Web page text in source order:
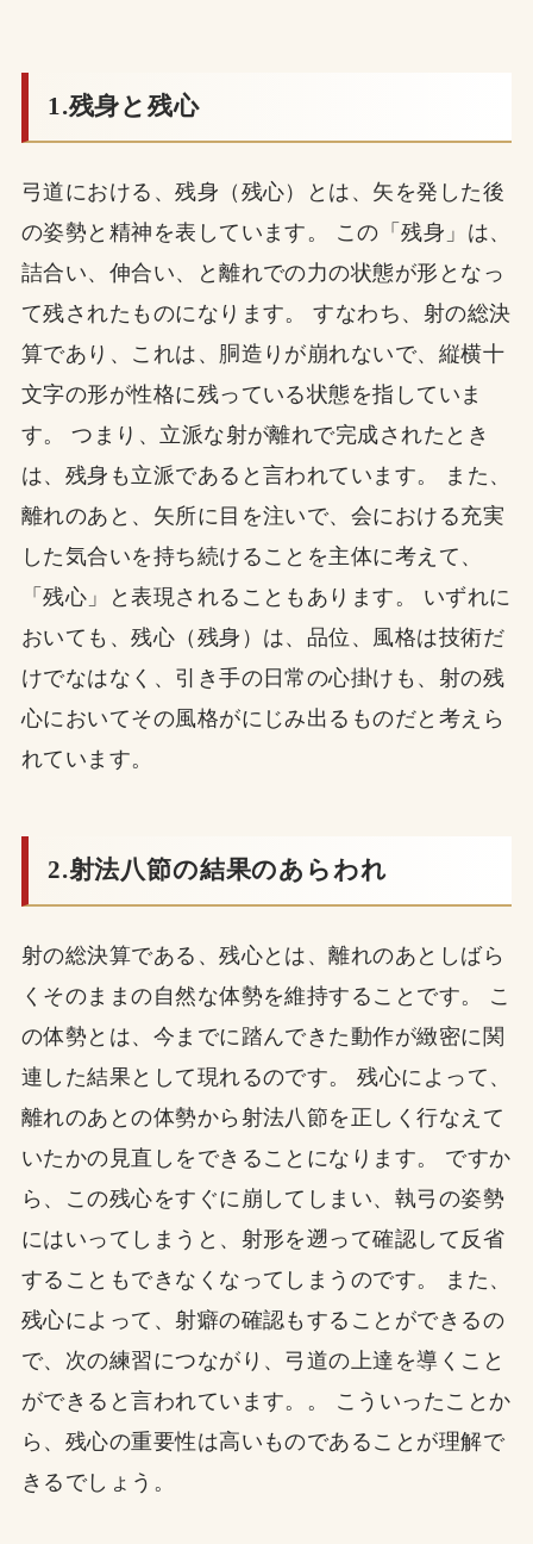
1.残身と残心
弓道における、残身（残心）とは、矢を発した後
の姿勢と精神を表しています。 この「残身」は、
詰合い、伸合い、と離れでの力の状態が形となっ
て残されたものになります。 すなわち、射の総決
算であり、これは、胴造りが崩れないで、縦横十
文字の形が性格に残っている状態を指していま
す。 つまり、立派な射が離れで完成されたとき
は、残身も立派であると言われています。 また、
離れのあと、矢所に目を注いで、会における充実
した気合いを持ち続けることを主体に考えて、
「残心」と表現されることもあります。 いずれに
おいても、残心（残身）は、品位、風格は技術だ
けでなはなく、引き手の日常の心掛けも、射の残
心においてその風格がにじみ出るものだと考えら
れています。
2.射法八節の結果のあらわれ
射の総決算である、残心とは、離れのあとしばら
くそのままの自然な体勢を維持することです。 こ
の体勢とは、今までに踏んできた動作が緻密に関
連した結果として現れるのです。 残心によって、
離れのあとの体勢から射法八節を正しく行なえて
いたかの見直しをできることになります。 ですか
ら、この残心をすぐに崩してしまい、執弓の姿勢
にはいってしまうと、射形を遡って確認して反省
することもできなくなってしまうのです。 また、
残心によって、射癖の確認もすることができるの
で、次の練習につながり、弓道の上達を導くこと
ができると言われています。。 こういったことか
ら、残心の重要性は高いものであることが理解で
きるでしょう。